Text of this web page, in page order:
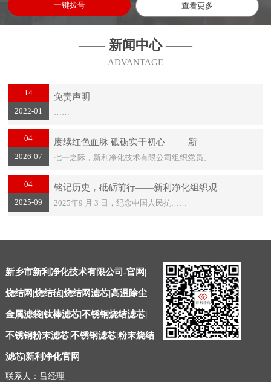
一键拨号 查看更多
—— 新闻中心——
ADVANTAGE
14
2022-01
免责声明
04
2026-07
赓续红色血脉 砥砺实干初心 —— 新
七一之际，新利净化技术有限公司组织党员、……
04
2025-09
铭记历史，砥砺前行——新利净化组织观
2025年9 月 3 日，纪念中国人民抗……
新乡市新利净化技术有限公司-官网|
烧结网|烧结毡|烧结网滤芯|高温除尘
金属滤袋|钛棒滤芯|不锈钢烧结滤芯|
不锈钢粉末滤芯|不锈钢滤芯|粉末烧结
滤芯|新利净化官网
联系人：吕经理